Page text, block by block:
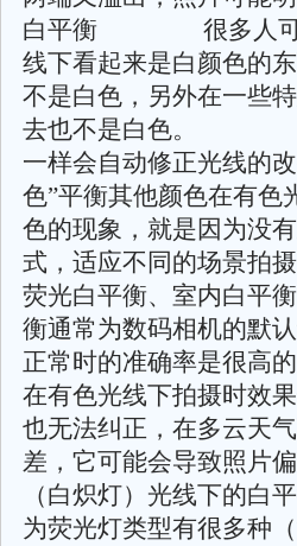
白平衡 很多人可能
线下看起来是白颜色的
不是白色，另外在一些
去也不是白色。 一
一样会自动修正光线的
色”平衡其他颜色在有色
色的现象，就是因为没
式，适应不同的场景拍
荧光白平衡、室内
衡通常为数码相机的默
正常时的准确率是很高
在有色光线下拍摄时效
也无法纠正，在多云天
差，它可能会导致
（白炽灯）光线下的白
为荧光灯类型有很多种